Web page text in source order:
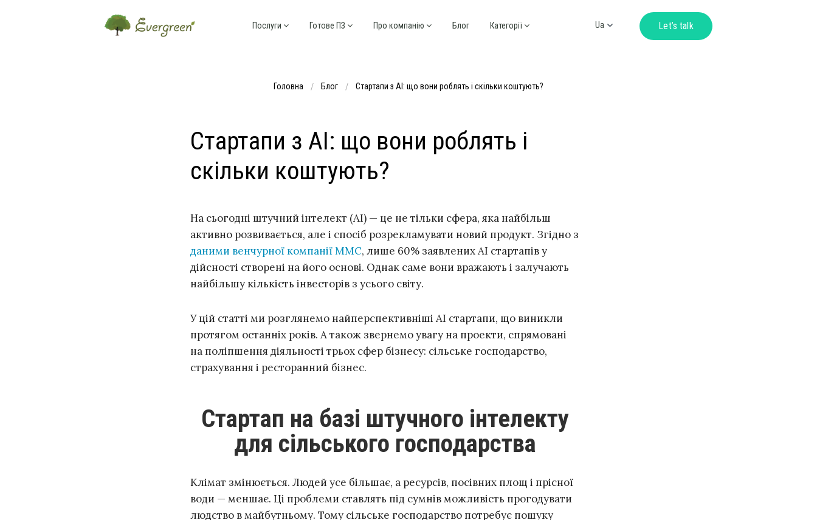
Послуги Готове ПЗ Про компанію Блог Категорії
Ua
Let’s talk
Головна Блог Стартапи з АІ: що вони роблять і скільки коштують?
Стартапи з АІ: що вони роблять і
скільки коштують?
На сьогодні штучний інтелект (АІ) — це не тільки сфера, яка найбільш
активно розвивається, але і спосіб розрекламувати новий продукт. Згідно з
даними венчурної компанії ММС, лише 60% заявлених АІ стартапів у
дійсності створені на його основі. Однак саме вони вражають і залучають
найбільшу кількість інвесторів з усього світу.
У цій статті ми розглянемо найперспективніші АІ стартапи, що виникли
протягом останніх років. А також звернемо увагу на проекти, спрямовані
на поліпшення діяльності трьох сфер бізнесу: сільське господарство,
страхування і ресторанний бізнес.
Стартап на базі штучного інтелекту
для сільського господарства
Клімат змінюється. Людей усе більшає, а ресурсів, посівних площ і прісної
води — меншає. Ці проблеми ставлять під сумнів можливість прогодувати
людство в майбутньому. Тому сільське господарство потребує пошуку